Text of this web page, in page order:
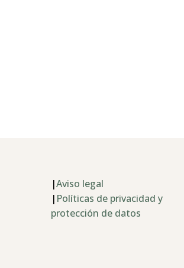
|Aviso legal
| Políticas de privacidad y
protección de datos